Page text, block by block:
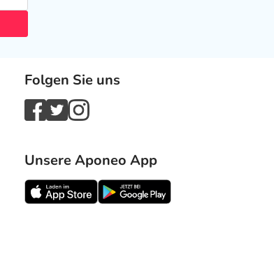
Folgen Sie uns
Unsere Aponeo App